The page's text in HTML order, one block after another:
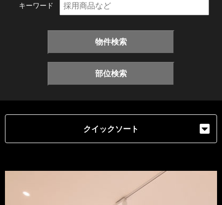
キーワード
物件検索
部位検索
クイックソート